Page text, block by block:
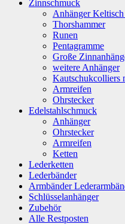
Zinnschmuck
Anhänger
Thorshammer
Runen
Pentagramme
Große
weitere Anhänger
Kautschukcolliers
Armreifen
Ohrstecker
Edelstahlschmuck
Anhänger
Ohrstecker
Armreifen
Ketten
Lederketten
Lederbänder
Armbänder
Schlüsselanhänger
Zubehör
Alle Restposten